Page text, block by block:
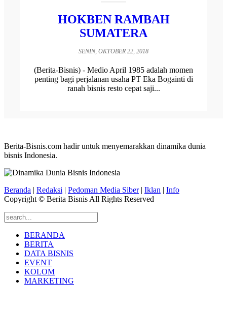
HOKBEN RAMBAH
SUMATERA
SENIN, OKTOBER 22, 2018
(Berita-Bisnis) - Medio April 1985 adalah momen
penting bagi perjalanan usaha PT Eka Bogainti di
ranah bisnis resto cepat saji...
Berita-Bisnis.com hadir untuk menyemarakkan dinamika dunia
bisnis Indonesia.
Beranda | Redaksi | Pedoman Media Siber| Iklan | Info
Copyright © Berita Bisnis All Rights Reserved
BERANDA
BERITA
DATA BISNIS
EVENT
KOLOM
MARKETING